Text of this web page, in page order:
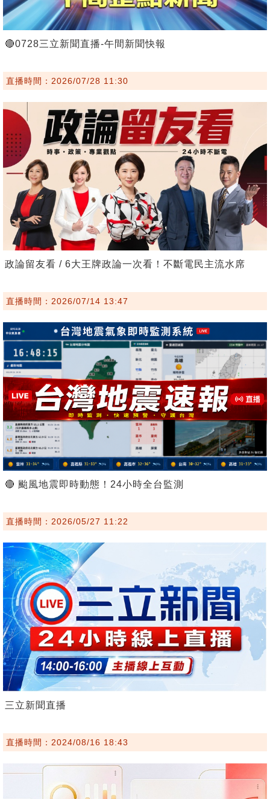
🔴0728三立新聞直播-午間新聞快報
直播時間：2026/07/28 11:30
政論留友看 / 6大王牌政論一次看！不斷電民主流水席
直播時間：2026/07/14 13:47
🔴 颱風地震即時動態！24小時全台監測
直播時間：2026/05/27 11:22
三立新聞直播
直播時間：2024/08/16 18:43